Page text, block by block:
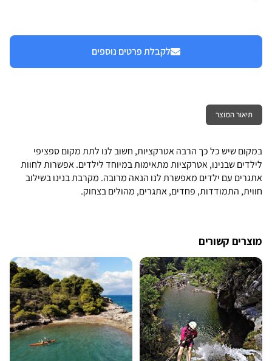
לקבלת פרטים נוספים
תיאור המוצר
במקום שיש כל כך הרבה אטרקציות, חשוב לנו לתת מקום ספציפי
לילדים שבנינו, אטרקציות מתאימות במיוחד לילדים. אפשרות לחוות
אתגרים עם ילדים מאפשרת לנו הנאה מרובה. מקרבת בנינו בשילוב
חווית, התמודדות, פחדים, אתגרים, מהולים בצחוק.
מוצרים קשורים